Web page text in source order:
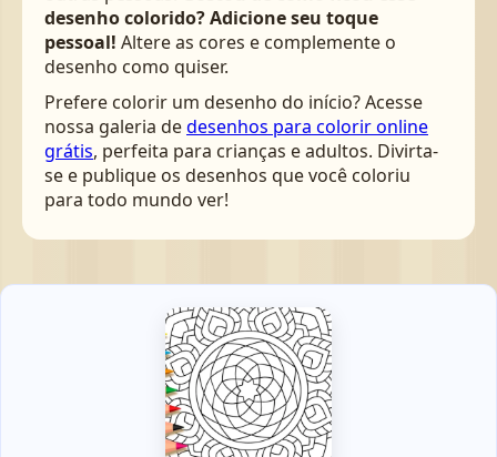
desenho colorido? Adicione seu toque
pessoal! Altere as cores e complemente o
desenho como quiser.
Prefere colorir um desenho do início? Acesse
nossa galeria dedesenhos para colorir online
grátis, perfeita para crianças e adultos. Divirta-
se e publique os desenhos que você coloriu
para todo mundo ver!